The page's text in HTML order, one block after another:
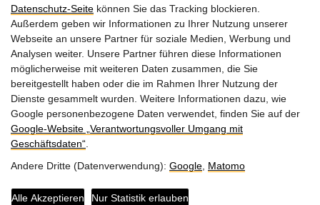
Datenschutz-Seite können Sie das Tracking blockieren.
Außerdem geben wir Informationen zu Ihrer Nutzung unserer
Webseite an unsere Partner für soziale Medien, Werbung und
Analysen weiter. Unsere Partner führen diese Informationen
möglicherweise mit weiteren Daten zusammen, die Sie
bereitgestellt haben oder die im Rahmen Ihrer Nutzung der
Dienste gesammelt wurden. Weitere Informationen dazu, wie
Google personenbezogene Daten verwendet, finden Sie auf der
Google‑Website „Verantwortungsvoller Umgang mit
Geschäftsdaten“
Andere Dritte (Datenverwendung): Google Matomo
Alle Akzeptieren Nur Statistik erlauben
Freudhofmaier
KG
Am Schulberg 40
2124
Niederkreuzstetten
Tel.: 0664 49 89
E-
Mail: jfreudhofmaier@aon.at
Wichtige Links
Kontakt
Anfahrt
FAQs
Gutschein
Datenschutz